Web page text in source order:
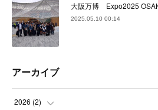
大阪万博 Expo2025
2025.05.10 00:14
アーカイブ
2026 (2)